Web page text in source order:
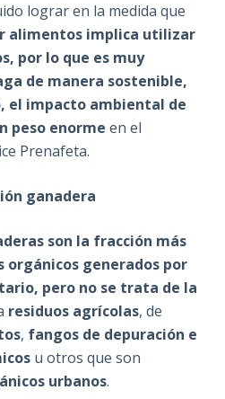
lograr en la medida que
alimentos implica utilizar
por lo que es muy
de manera sostenible,
el impacto ambiental de
peso enorme en el
Prenafeta.
ganadera
son la fracción más
orgánicos generados por
pero no se trata de la
residuos agrícolas, de
, fangos de depuración e
u otros que son
urbanos.